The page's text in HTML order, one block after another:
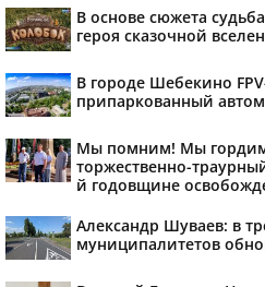
В основе сюжета
героя сказочной
В городе Шебекино
припаркованный
Мы помним! Мы
торжественно-
й годовщине
Александр Шуваев: в
муниципалитетов